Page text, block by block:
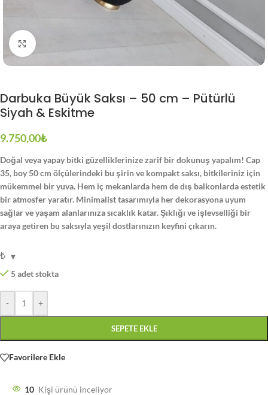
Büyütmek için tıklayın
Darbuka Büyük Saksı – 50 cm – Pütürlü
Siyah & Eskitme
9.750,00₺
Doğal veya yapay bitki güzelliklerinize zarif bir dokunuş yapalım! Cap
35, boy 50 cm ölçülerindeki bu şirin ve kompakt saksı, bitkileriniz için
mükemmel bir yuva. Hem iç mekanlarda hem de dış balkonlarda estetik
bir atmosfer yaratır. Minimalist tasarımıyla her dekorasyona uyum
sağlar ve yaşam alanlarınıza sıcaklık katar. Şıklığı ve işlevselliği bir
araya getiren bu saksıyla yeşil dostlarınızın keyfini çıkarın.
₺
5 adet stokta
- +
SEPETE EKLE
Favorilere Ekle
10 Kişi ürünü inceliyor